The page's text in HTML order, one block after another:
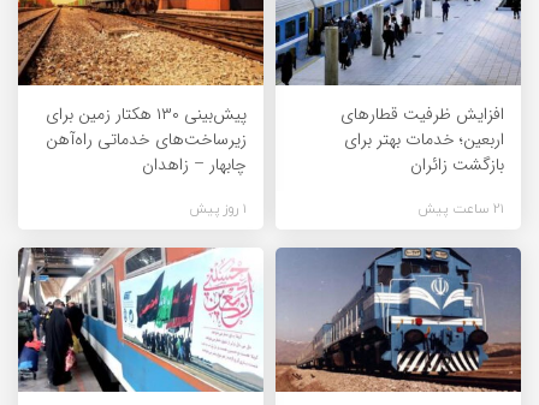
افزایش ظرفیت قطارهای
اربعین؛ خدمات بهتر برای
بازگشت زائران
21 ساعت پیش
پیش‌بینی ۱۳۰ هکتار زمین برای
زیرساخت‌های خدماتی راه‌آهن
چابهار – زاهدان
1 روز پیش